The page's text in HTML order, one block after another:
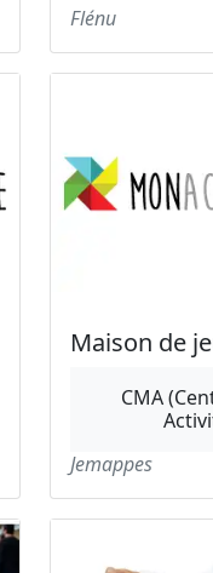
Flénu
Maison de
CMA
Jemappes